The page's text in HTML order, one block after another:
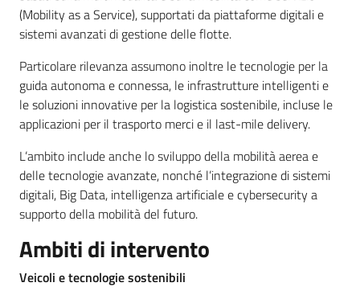
(Mobility as a Service), supportati da piattaforme digitali e
sistemi avanzati di gestione delle flotte.
Particolare rilevanza assumono inoltre le tecnologie per la
guida autonoma e connessa, le infrastrutture intelligenti e
le soluzioni innovative per la logistica sostenibile, incluse le
applicazioni per il trasporto merci e il last-mile delivery.
L’ambito include anche lo sviluppo della mobilità aerea e
delle tecnologie avanzate, nonché l’integrazione di sistemi
digitali, Big Data, intelligenza artificiale e cybersecurity a
supporto della mobilità del futuro.
Ambiti di intervento
Veicoli e tecnologie sostenibili